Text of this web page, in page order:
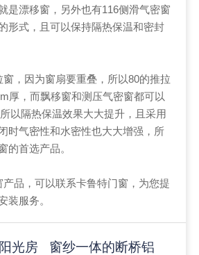
是漂移窗，另外也有116侧滑气密窗
形式，且可以保持隔热保温和密封
，因为窗扇要重叠，所以80的推拉
厚，而飘移窗和测压气密窗都可以
以隔热保温效果大大提升，且采用
时气密性和水密性也大大增强，所
的首选产品。
品，可以联系卡鲁特门窗，为您提
装服务。
光房 窗纱一体的断桥铝